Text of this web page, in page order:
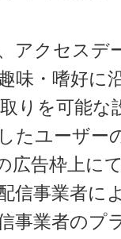
アクセスデ
味・嗜好に
りを可能
たユーザー
広告枠上に
信事業者に
事業者のプ